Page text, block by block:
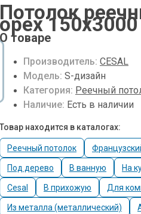
Потолок
орех 150х3000
О товаре
Производитель: CESAL
Модель: S-дизайн
Категория: Реечный
Наличие: Есть в наличии
Товар находится в каталогах:
Реечный потолок
Под дерево В ванную На
Cesal В прихожую Для
Из металла (металлический)